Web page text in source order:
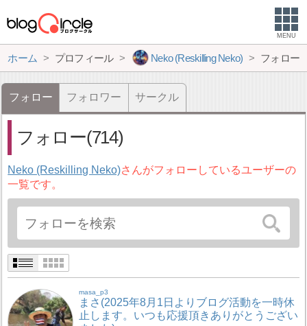
MENU
ホーム プロフィール Neko (Reskilling Neko) フォロー
フォロー フォロワー サークル
フォロー(714)
Neko (Reskilling Neko)さんがフォローしているユーザーの
一覧です。
masa_p3
まさ(2025年8月1日よりブログ活動を一時休
止します。いつも応援頂きありがとうござい